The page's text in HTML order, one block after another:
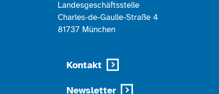
Landesgeschäftsstelle
Charles-de-Gaulle-Straße 4
81737 München
Kontakt
Newsletter